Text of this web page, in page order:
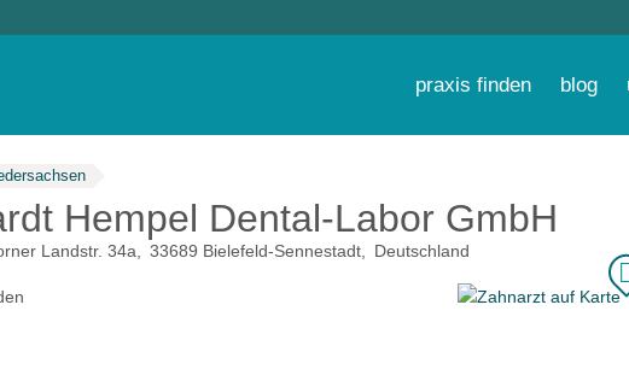
praxis finden blog
Hempel Dental-Labor GmbH
Landstr. 34a 33689 Bielefeld-Sennestadt Deutschland